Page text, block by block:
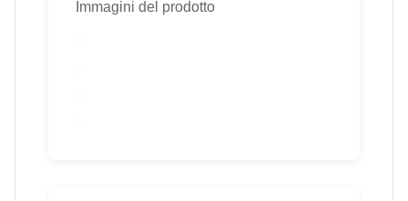
Immagini del prodotto